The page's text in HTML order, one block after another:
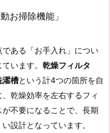
お掃除機能」
ある「お手入れ」につい
います。 乾燥フィルタ
濯槽という計4つの箇所を自
乾燥効率を左右するフィ
不要になることで、長期
設計となっています。